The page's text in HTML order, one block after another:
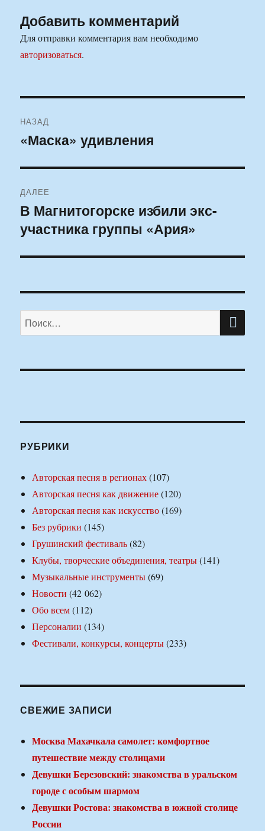
Добавить комментарий
Для отправки комментария вам необходимо
авторизоваться.
по
НАЗАД
Предыдущая
«Маска» удивления
ДАЛЕЕ
Следующая
запись:
В Магнитогорске избили экс-
участника группы «Ария»
Искать:
РУБРИКИ
Авторская песня в регионах(107)
Авторская песня как движение(120)
Авторская песня как искусство(169)
Без рубрики (145)
Грушинский фестиваль(82)
Клубы, творческие объединения, театры(141)
Музыкальные инструменты(69)
Новости (42 062)
Обо всем(112)
Персоналии (134)
Фестивали, конкурсы, концерты(233)
СВЕЖИЕ ЗАПИСИ
Москва Махачкала самолет: комфортное
путешествие между столицами
Девушки Березовский: знакомства в уральском
городе с особым шармом
Девушки Ростова: знакомства в южной столице
России